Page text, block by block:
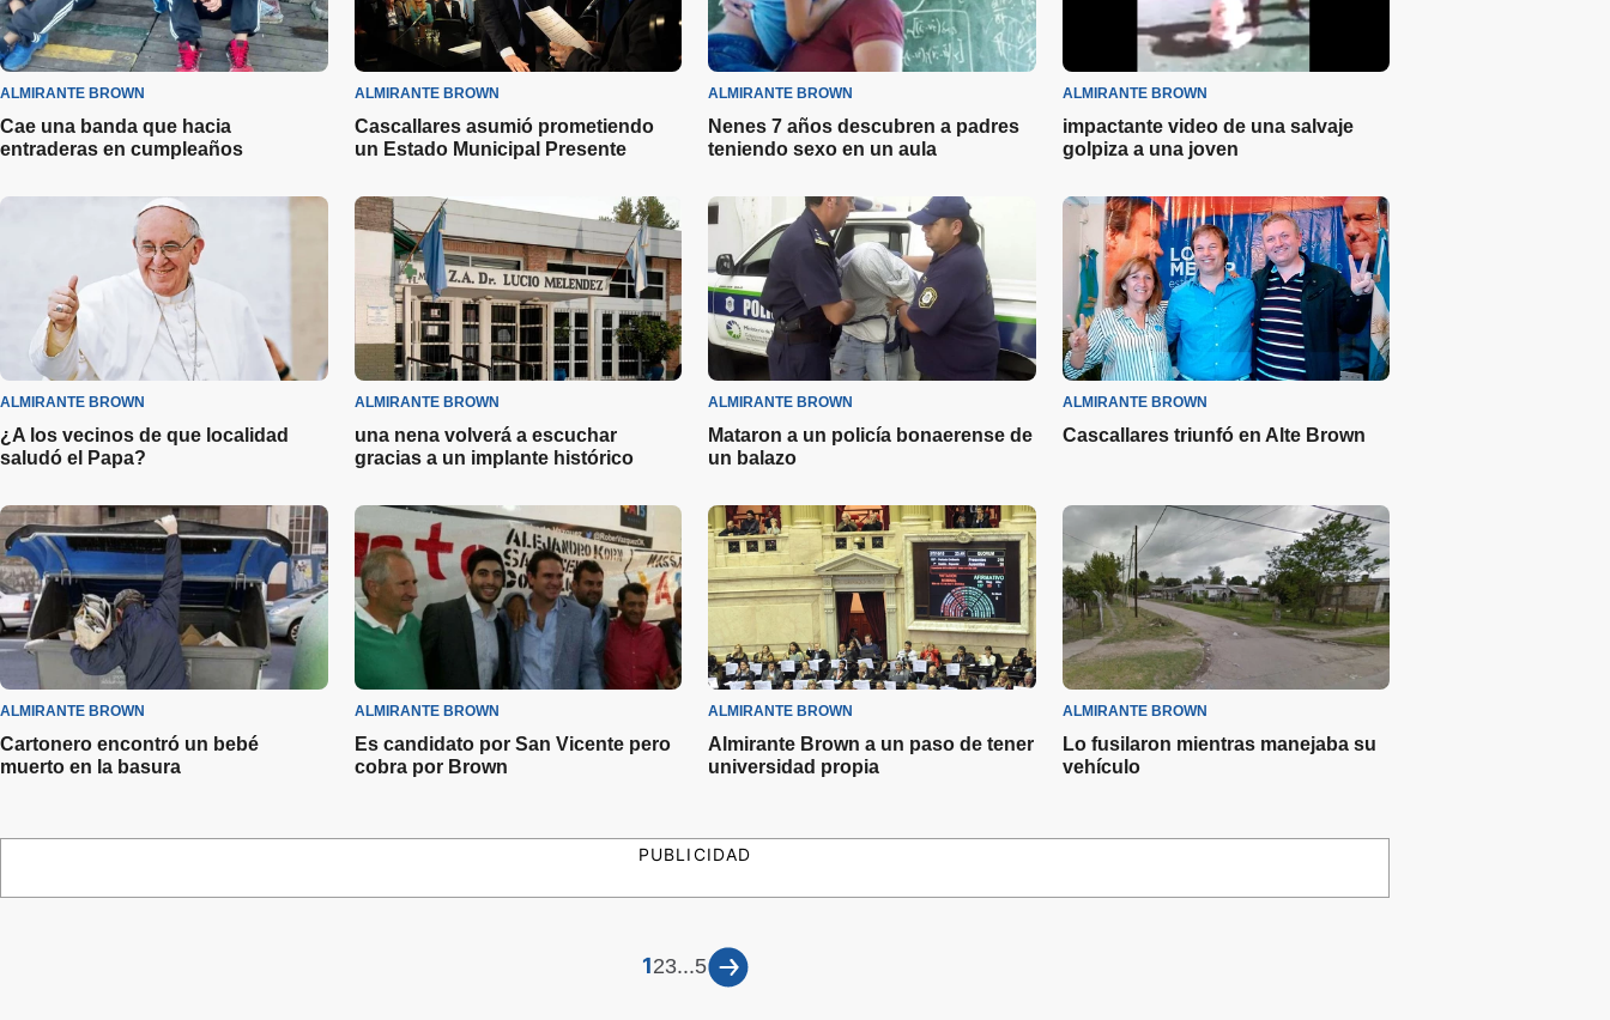
ALMIRANTE BROWN
Cae una banda que hacia
entraderas en cumpleaños
ALMIRANTE BROWN
Cascallares asumió prometiendo
un Estado Municipal Presente
ALMIRANTE BROWN
Nenes 7 años descubren a padres
teniendo sexo en un aula
ALMIRANTE BROWN
impactante video de una salvaje
golpiza a una joven
ALMIRANTE BROWN
¿A los vecinos de que localidad
saludó el Papa?
ALMIRANTE BROWN
una nena volverá a escuchar
gracias a un implante histórico
ALMIRANTE BROWN
Mataron a un policía bonaerense de
un balazo
ALMIRANTE BROWN
Cascallares triunfó en Alte Brown
ALMIRANTE BROWN
Cartonero encontró un bebé
muerto en la basura
ALMIRANTE BROWN
Es candidato por San Vicente pero
cobra por Brown
ALMIRANTE BROWN
Almirante Brown a un paso de tener
universidad propia
ALMIRANTE BROWN
Lo fusilaron mientras manejaba su
vehículo
PUBLICIDAD
123...5